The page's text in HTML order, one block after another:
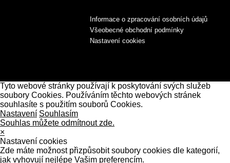
Informace o zpracování osobních údajů
Všeobecné obchodní podmínky
Nastavení cookies
Tyto webové stránky používají k poskytování svých služeb
soubory Cookies. Používáním těchto webových stránek
souhlasíte s použitím souborů Cookies.
Nastavení Souhlasím
Souhlas můžete odmítnout zde.
×
Nastavení cookies
Zde máte možnost přizpůsobit soubory cookies dle kategorií,
jak vyhovují nejlépe Vašim preferencím.